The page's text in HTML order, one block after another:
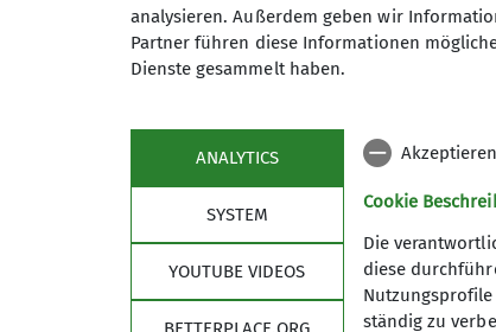
Maximale Teilnehmeranzahl
analysieren. Außerdem geben wir
Partner führen diese Informationen
Dienste gesammelt haben.
ANALYTICS
SYSTEM
YOUTUBE VIDEOS
Cookie
Die
diese
ständig zu